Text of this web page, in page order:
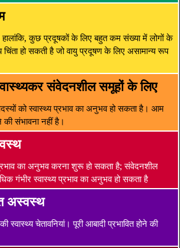
है; हालांकि, कुछ प्रदूषकों के लिए बहुत कम संख्या में लोगों के
चिंता हो सकती है जो वायु प्रदूषण के लिए असामान्य रूप
संवेदनशील समूहों के लिए
को स्वास्थ्य प्रभाव का अनुभव हो सकता है। आम
की संभावना नहीं है।
का अनुभव करना शुरू हो सकता है; संवेदनशील
गंभीर स्वास्थ्य प्रभाव का अनुभव हो सकता है
अस्वस्थ
स्वास्थ्य चेतावनियां। पूरी आबादी प्रभावित होने की